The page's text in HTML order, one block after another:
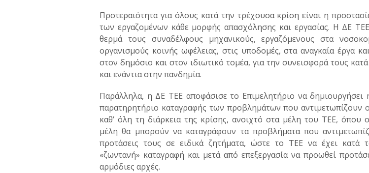
Προτεραιότητα για όλους κατά την τρέχουσα κρίση είναι η
των εργαζομένων κάθε μορφής απασχόλησης και εργασίας. Η ΔΕ ΤΕΕ
θερμά τους συναδέλφους μηχανικούς, εργαζόμενους στα
οργανισμούς κοινής ωφέλειας, στις υποδομές, στα αναγκαία έργα
στον δημόσιο και στον ιδιωτικό τομέα, για την συνεισφορά τους
και ενάντια στην πανδημία.
Παράλληλα, η ΔΕ ΤΕΕ αποφάσισε το Επιμελητήριο να δημιουργήσει
παρατηρητήριο καταγραφής των προβλημάτων που αντιμετωπίζουν
καθ’ όλη τη διάρκεια της κρίσης, ανοιχτό στα μέλη του ΤΕΕ, όπου
μέλη θα μπορούν να καταγράφουν τα προβλήματα που
προτάσεις τους σε ειδικά ζητήματα, ώστε το ΤΕΕ να έχει κατά
«ζωντανή» καταγραφή και μετά από επεξεργασία να προωθεί
αρμόδιες αρχές.